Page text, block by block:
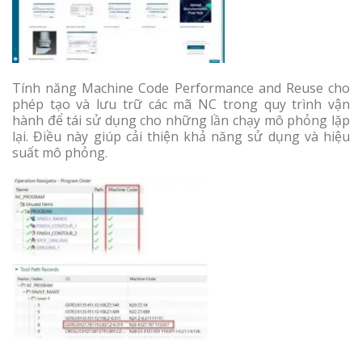
Tính năng Machine Code Performance and Reuse cho
phép tạo và lưu trữ các mã NC trong quy trình vận
hành để tái sử dụng cho những lần chạy mô phỏng lặp
lại. Điều này giúp cải thiện khả năng sử dụng và hiệu
suất mô phỏng.